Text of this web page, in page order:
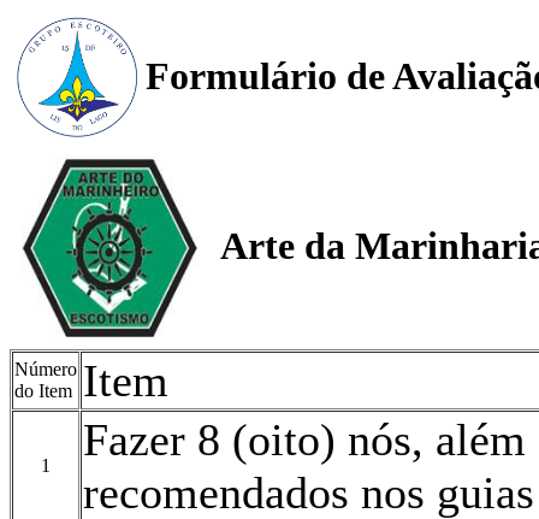
Formulário de
Arte da
Número
do Item Item
1
Fazer 8 (oito) nós, além
recomendados nos